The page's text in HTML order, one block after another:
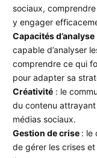
sociaux,
y engager
Capacités d’analyse
capable d’analyser
comprendre ce qui
pour adapter sa
Créativité : le
du contenu
médias sociaux.
Gestion de crise : le
de gérer les crises